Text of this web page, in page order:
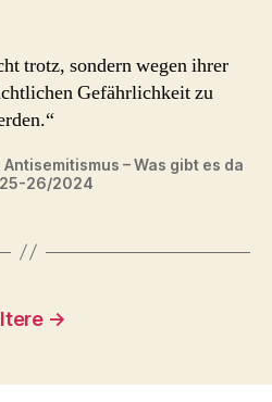
trotz, sondern wegen ihrer
Gefährlichkeit zu
– Was gibt es da
25-26/2024
→